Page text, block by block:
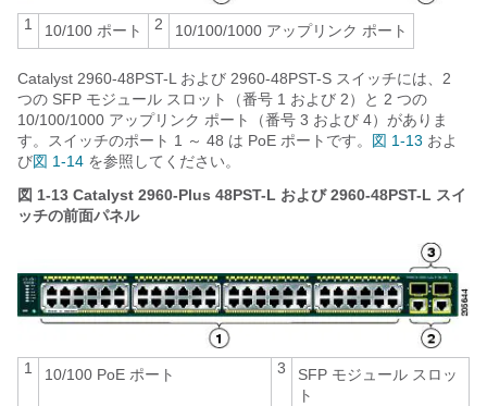
1 10/100 ポート 2 10/100/1000 アップリンク ポート
Catalyst 2960-48PST-L および 2960-48PST-S スイッチには、2
つの SFP モジュール スロット（番号 1 および 2）と 2 つの
10/100/1000 アップリンク ポート（番号 3 および 4）がありま
す。スイッチのポート 1 ～ 48 は PoE ポートです。 図 1-13 およ
び図 1-14 を参照してください。
図 1-13 Catalyst 2960-Plus 48PST-L および 2960-48PST-L スイ
ッチの前面パネル
1 10/100 PoE ポート 3
SFP モジュール スロッ
ト